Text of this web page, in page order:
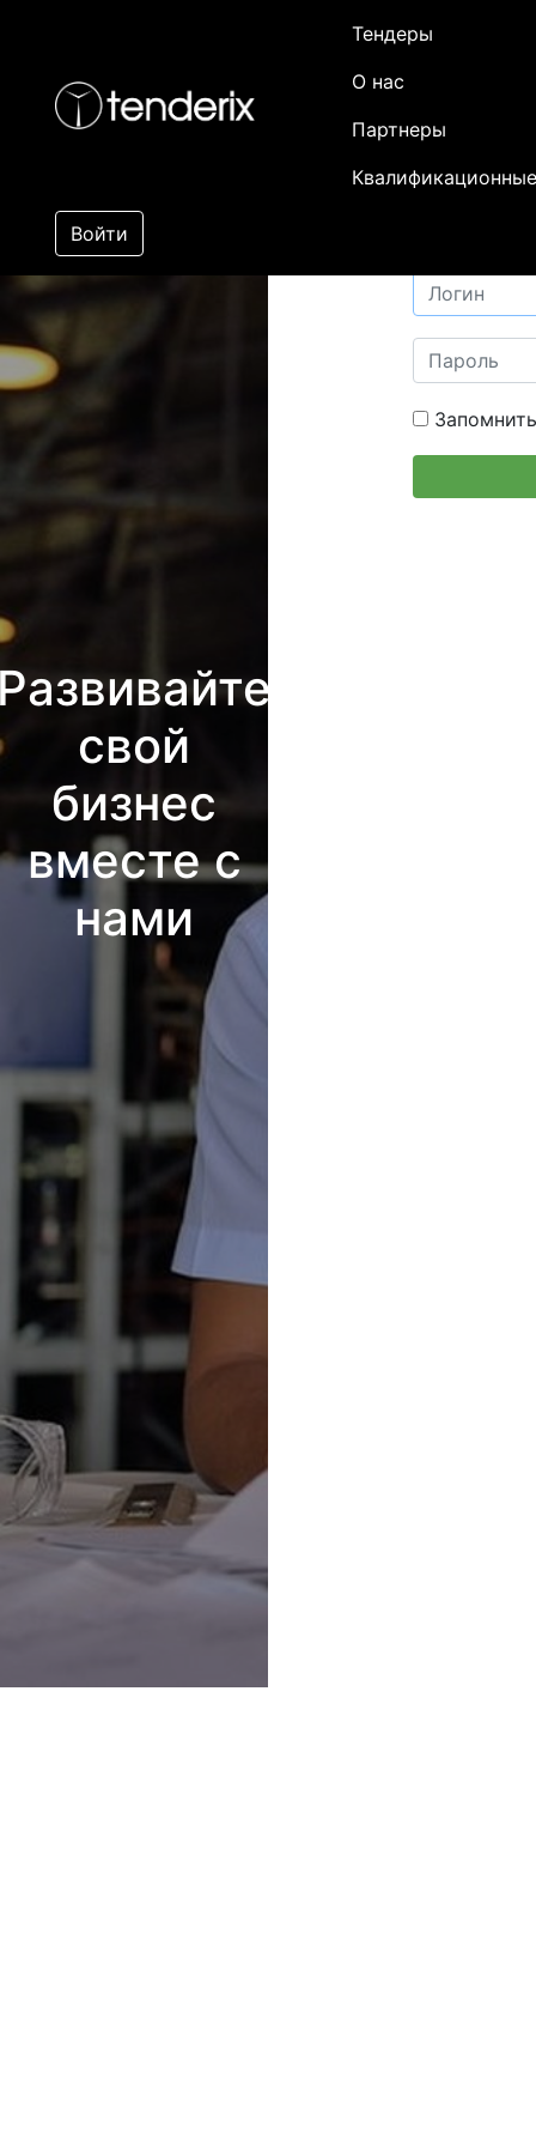
Тендеры
О нас
Партнеры
Войти
свой
бизнес
вместе с
нами